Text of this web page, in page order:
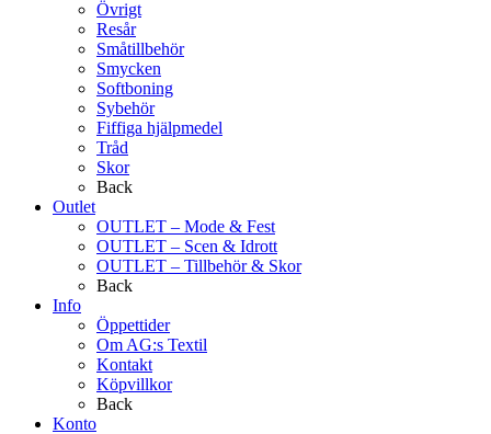
Övrigt
Resår
Småtillbehör
Smycken
Softboning
Sybehör
Fiffiga hjälpmedel
Tråd
Skor
Back
Outlet
OUTLET – Mode & Fest
OUTLET – Scen & Idrott
OUTLET – Tillbehör & Skor
Back
Info
Öppettider
Om AG:s Textil
Kontakt
Köpvillkor
Back
Konto